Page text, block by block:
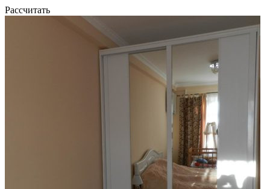
Рассчитать